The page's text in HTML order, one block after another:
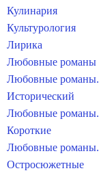
Кулинария
Культурология
Лирика
Любовные романы
Любовные романы.
Исторический
Любовные романы.
Короткие
Любовные романы.
Остросюжетные